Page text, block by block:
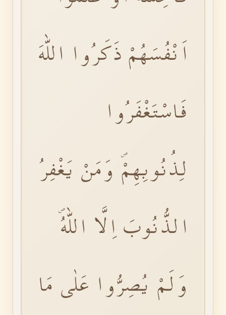
اَنْفُسَهُمْ ذَكَرُوا اللّٰهَ
فَاسْتَغْفَرُوا
لِذُنُوبِهِمْۖ وَمَنْ يَغْفِرُ
الذُّنُوبَ اِلَّا اللّٰهُۖ
وَلَمْ يُصِرُّوا عَلٰى مَا